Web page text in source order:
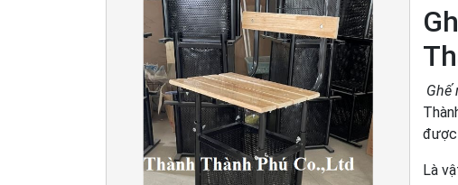
Ghế
được
Là